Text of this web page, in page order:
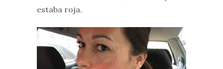
estaba roja.